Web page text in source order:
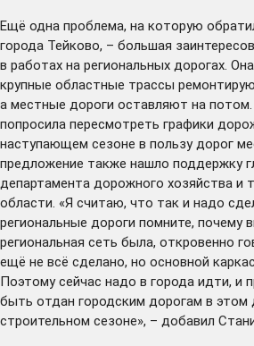
Ещё одна проблема, на которую
города Тейково, – большая
в работах на региональных дорогах.
крупные областные трассы
а местные дороги оставляют на
попросила пересмотреть графики
наступающем сезоне в пользу дорог
предложение также нашло поддержку
департамента дорожного хозяйства и
области. «Я считаю, что так и надо
региональные дороги помните, почему
региональная сеть была, откровенно
ещё не всё сделано, но основной
Поэтому сейчас надо в города идти, и
быть отдан городским дорогам в
строительном сезоне», – добавил